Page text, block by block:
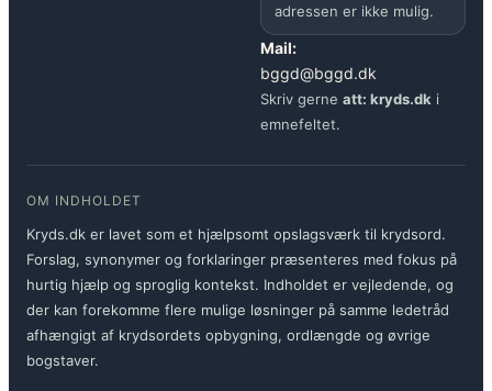
adressen er ikke mulig.
Mail:
bggd@bggd.dk
Skriv gerne att: kryds.dk i
emnefeltet.
OM INDHOLDET
Kryds.dk er lavet som et hjælpsomt opslagsværk til krydsord.
Forslag, synonymer og forklaringer præsenteres med fokus på
hurtig hjælp og sproglig kontekst. Indholdet er vejledende, og
der kan forekomme flere mulige løsninger på samme ledetråd
afhængigt af krydsordets opbygning, ordlængde og øvrige
bogstaver.